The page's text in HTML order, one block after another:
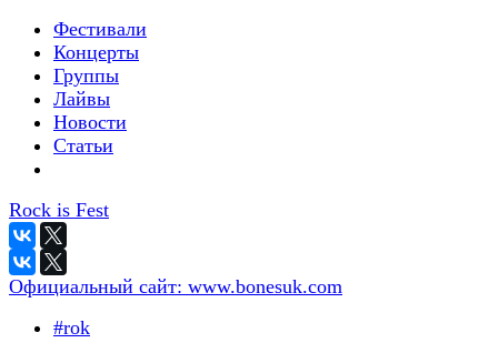
Фестивали
Концерты
Группы
Лайвы
Новости
Статьи
Rock is Fest
Официальный сайт: www.bonesuk.com
#rok